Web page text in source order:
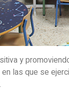
y
las que se